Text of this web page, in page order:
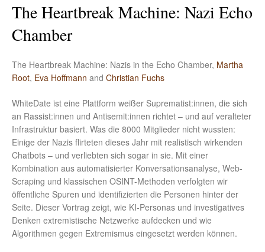
The Heartbreak Machine: Nazi Echo
Chamber
The Heartbreak Machine: Nazis in the Echo Chamber, Martha
Root, Eva Hoffmann and Christian Fuchs
WhiteDate ist eine Plattform weißer Suprematist:innen, die sich
an Rassist:innen und Antisemit:innen richtet – und auf veralteter
Infrastruktur basiert. Was die 8000 Mitglieder nicht wussten:
Einige der Nazis flirteten dieses Jahr mit realistisch wirkenden
Chatbots – und verliebten sich sogar in sie. Mit einer
Kombination aus automatisierter Konversationsanalyse, Web-
Scraping und klassischen OSINT-Methoden verfolgten wir
öffentliche Spuren und identifizierten die Personen hinter der
Seite. Dieser Vortrag zeigt, wie KI-Personas und investigatives
Denken extremistische Netzwerke aufdecken und wie
Algorithmen gegen Extremismus eingesetzt werden können.